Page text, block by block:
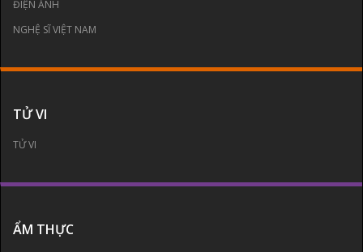
ĐIỆN ẢNH
NGHỆ SĨ VIỆT NAM
TỬ VI
TỬ VI
ẨM THỰC